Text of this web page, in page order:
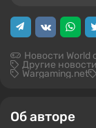
Новости World
Другие
Wargaming.net
Об авторе